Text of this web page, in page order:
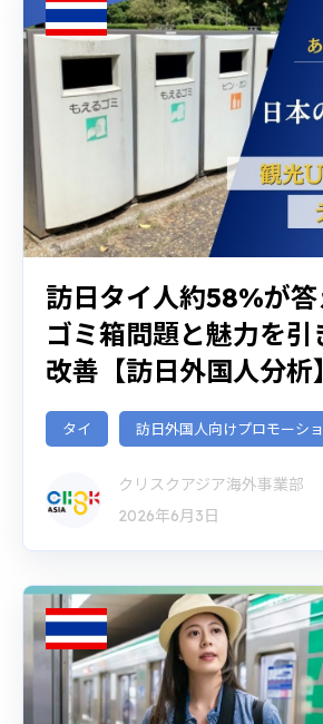
訪日タイ人約58%が
ゴミ箱問題と魅力を
改善【訪日外国人分析】
タイ 訪日外国人向けプロモーシ
クリスクアジア海外事業部
2026年6月3日